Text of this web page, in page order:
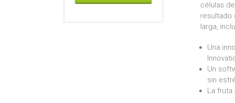
células
resultado
larga,
Una
Un
sin
La